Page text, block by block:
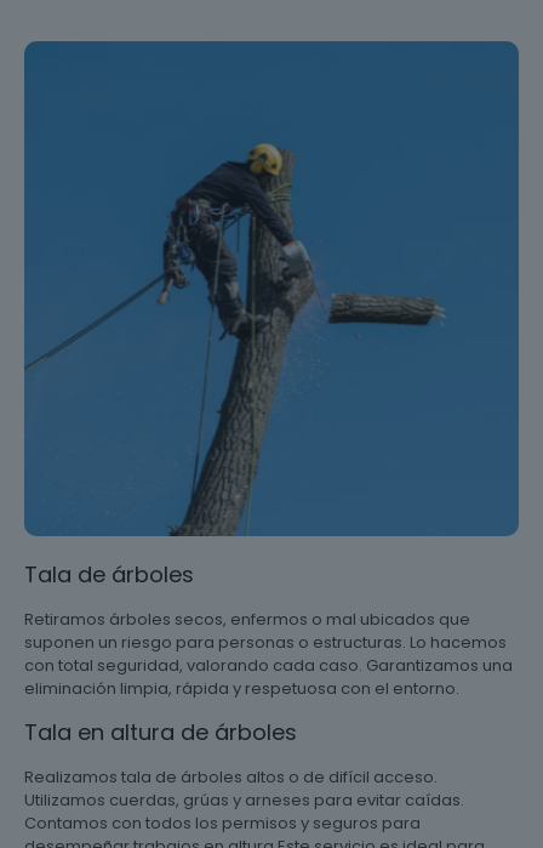
Tala de árboles
Retiramos árboles secos, enfermos o mal ubicados que
suponen un riesgo para personas o estructuras. Lo hacemos
con total seguridad, valorando cada caso. Garantizamos una
eliminación limpia, rápida y respetuosa con el entorno.
Tala en altura de árboles
Realizamos tala de árboles altos o de difícil acceso.
Utilizamos cuerdas, grúas y arneses para evitar caídas.
Contamos con todos los permisos y seguros para